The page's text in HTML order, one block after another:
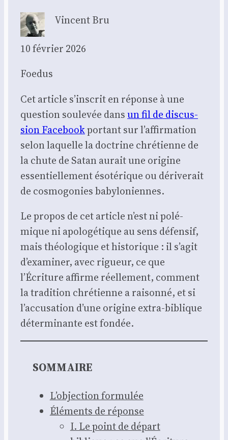
Vincent Bru
10 février 2026
Foe­dus
Cet article s’inscrit en réponse à une
ques­tion sou­le­vée dansun fil de dis­cus­
sion Face­bookpor­tant sur l’affirmation
selon laquelle la doc­trine chré­tienne de
la chute de Satan aurait une ori­gine
essen­tiel­le­ment éso­té­rique ou déri­ve­rait
de cos­mo­go­nies baby­lo­niennes.
Le pro­pos de cet article n’est ni polé­
mique ni apo­lo­gé­tique au sens défen­sif,
mais théo­lo­gique et his­to­rique : il s’agit
d’examiner, avec rigueur, ce que
l’Écriture affirme réel­le­ment, com­ment
la tra­di­tion chré­tienne a rai­son­né, et si
l’accusation d’une ori­gine extra-biblique
déter­mi­nante est fon­dée.
SOMMAIRE
L’ob­jec­tion for­mu­lée
Élé­ments de réponse
I. Le point de départ